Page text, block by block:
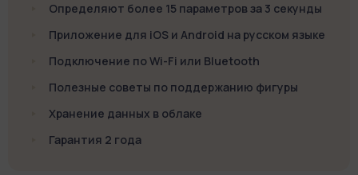
Определяют более 15 параметров за 3 секунды
Приложение для iOS и Android на русском языке
Подключение по Wi-Fi или Bluetooth
Полезные советы по поддержанию фигуры
Хранение данных в облаке
Гарантия 2 года